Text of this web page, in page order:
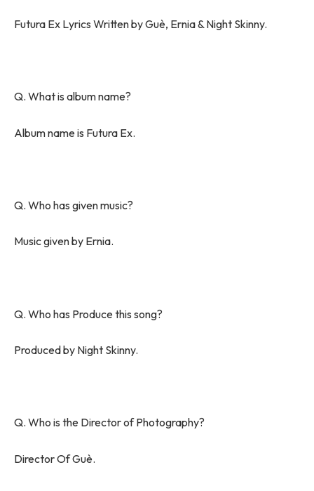
Futura Ex Lyrics Written by Guè, Ernia & Night Skinny.
Q. What is album name?
Album name is Futura Ex.
Q. Who has given music?
Music given by Ernia.
Q. Who has Produce this song?
Produced by Night Skinny.
Q. Who is the Director of Photography?
Director Of Guè.